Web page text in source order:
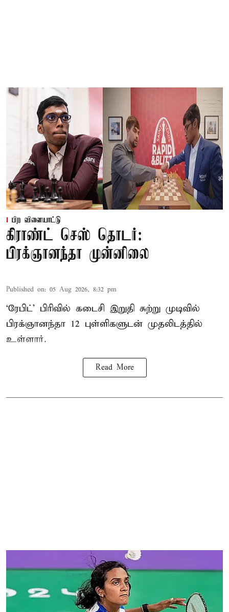
பிற விளையாட்டு
கிராண்ட் செஸ் தொடர்:
பிரக்ஞானந்தா முன்னிலை
Published on: 05 Aug 2026, 8:32 pm
‘ரேபிட்’ பிரிவில் கடைசி இறுதி சுற்று முடிவில்
பிரக்ஞானந்தா 12 புள்ளிகளுடன் முதலிடத்தில்
உள்ளார்.
Read More